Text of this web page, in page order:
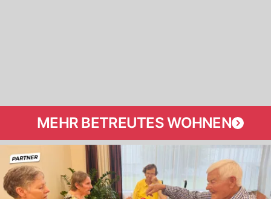
MEHR BETREUTES WOHNEN